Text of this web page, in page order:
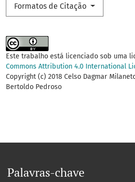
Formatos de Citação
Este trabalho está licenciado sob uma
Commons Attribution 4.0 International
Copyright (c) 2018 Celso Dagmar
Bertoldo Pedroso
Palavras-chave